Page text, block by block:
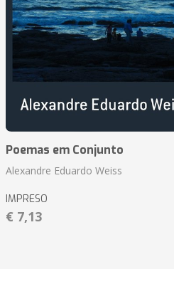
Poemas em Conjunto
Alexandre Eduardo Weiss
IMPRESO
€ 7,13